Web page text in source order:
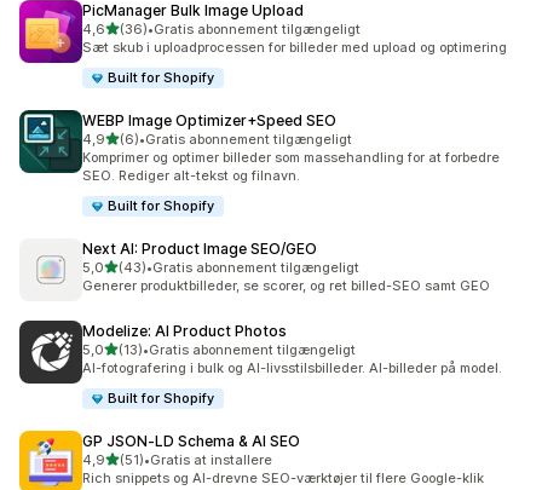
PicManager Bulk Image Upload
4,6ud af 5 stjerner
(36)
36 anmeldelser i alt
•Gratis abonnement tilgængeligt
Sæt skub i uploadprocessen for billeder med upload og optimering
Built for Shopify
WEBP Image Optimizer+Speed SEO
4,9ud af 5 stjerner
(6)
6 anmeldelser i alt
•Gratis abonnement tilgængeligt
Komprimer og optimer billeder som massehandling for at forbedre
SEO. Rediger alt-tekst og filnavn.
Built for Shopify
Next AI: Product Image SEO/GEO
5,0ud af 5 stjerner
(43)
43 anmeldelser i alt
•Gratis abonnement tilgængeligt
Generer produktbilleder, se scorer, og ret billed-SEO samt GEO
Modelize: AI Product Photos
5,0ud af 5 stjerner
(13)
13 anmeldelser i alt
•Gratis abonnement tilgængeligt
AI-fotografering i bulk og AI-livsstilsbilleder. AI-billeder på model.
Built for Shopify
GP JSON‑LD Schema & AI SEO
4,9ud af 5 stjerner
(51)
51 anmeldelser i alt
•Gratis at installere
Rich snippets og AI-drevne SEO-værktøjer til flere Google-klik